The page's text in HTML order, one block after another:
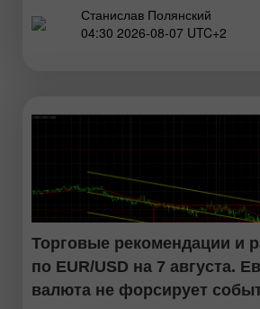
ни в Великобритании, ни в США
важного события или публикации
Станислав Полянский
04:30 2026-08-07 UTC+2
Торговые рекомендации и
по EUR/USD на 7 августа.
валюта не форсирует